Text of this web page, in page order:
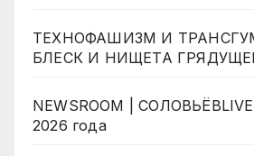
ТЕХНОФАШИЗМ И
БЛЕСК И НИЩЕТА
NEWSROOM |
2026 года